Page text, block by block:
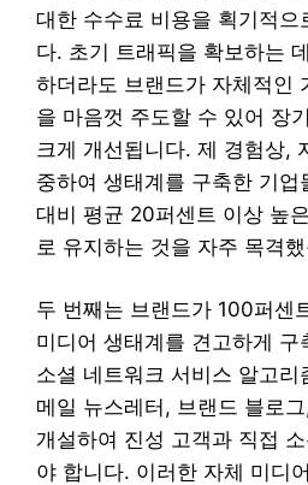
대한 수수료 비용을 획기적으
다. 초기 트래픽을 확보하는
하더라도 브랜드가 자체적인
을 마음껏 주도할 수 있어 장
크게 개선됩니다. 제 경험상,
중하여 생태계를 구축한 기
대비 평균 20퍼센트 이상 높
로 유지하는 것을 자주 목격
두 번째는 브랜드가 100퍼센
미디어 생태계를 견고하게
소셜 네트워크 서비스 알고리
메일 뉴스레터, 브랜드 블로
개설하여 진성 고객과 직접
야 합니다. 이러한 자체 미디